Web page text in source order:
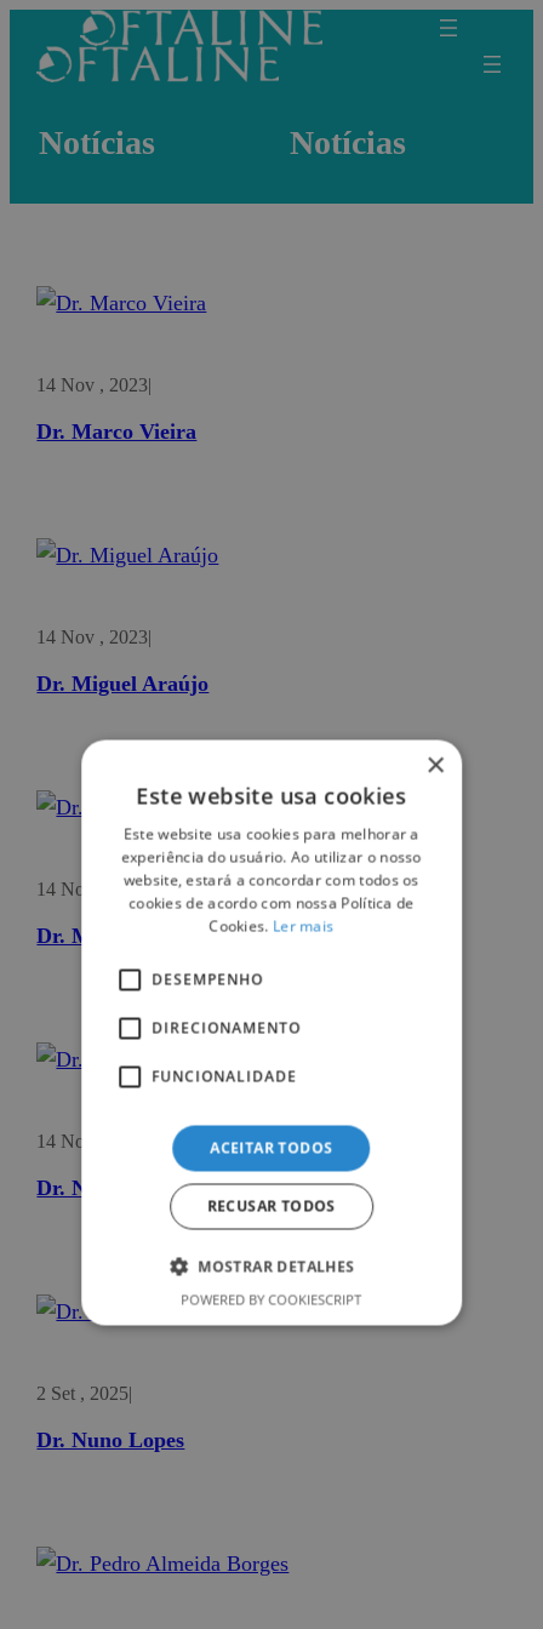
Notícias Notícias
14 Nov , 2023|
Dr. Marco Vieira
14 Nov , 2023|
Dr. Miguel Araújo
14 Nov , 2023|
Dr. Miguel Lume
14 Nov , 2023
Dr. Nuno Franqueira
2 Set , 2025|
Dr. Nuno Lopes
×
Este website usa cookies
Este website usa cookies para melhorar a
experiência do usuário. Ao utilizar o nosso
website, estará a concordar com todos os
cookies de acordo com nossa Política de
Cookies. Ler mais
DESEMPENHO
DIRECIONAMENTO
FUNCIONALIDADE
ACEITAR TODOS
RECUSAR TODOS
MOSTRAR DETALHES
POWERED BY COOKIESCRIPT